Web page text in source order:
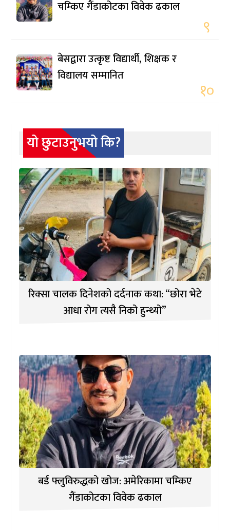
चम्किए गैंडाकोटका विवेक ढकाल
९
बेसद्वारा उत्कृष्ट विद्यार्थी, शिक्षक र
विद्यालय सम्मानित
१०
यो छुटाउनुभयो कि?
रिक्सा चालक दिनेशको दर्दनाक कथा: “छोरा भेटे
आधा रोग त्यसै निको हुन्थ्यो”
बर्ड फ्लुविरुद्धको खोज: अमेरिकामा चम्किए
गैंडाकोटका विवेक ढकाल